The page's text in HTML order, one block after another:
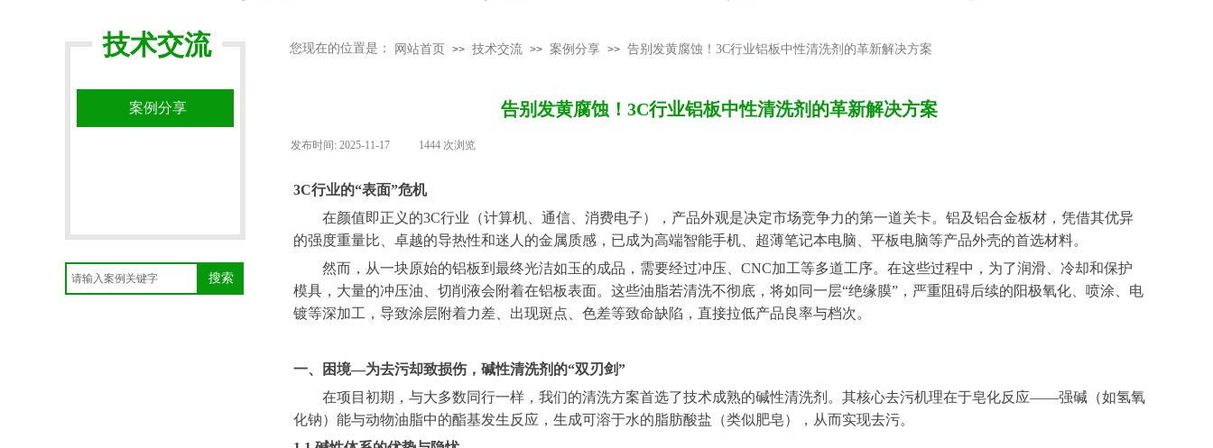
技术交流 您现在的位置是： 网站首页 >> 技术交流 >> 案例分享 >> 告别发黄腐蚀！3C行业铝板中性清洗剂的革新解决方案
案例分享 告别发黄腐蚀！3C行业铝板中性清洗剂的革新解决方案
发布时间: 2025-11-17 1444 次浏览
3C行业的“表面”危机
在颜值即正义的3C行业（计算机、通信、消费电子），产品外观是决定市场竞争力的第一道关卡。铝及铝合金板材，凭借其优异
的强度重量比、卓越的导热性和迷人的金属质感，已成为高端智能手机、超薄笔记本电脑、平板电脑等产品外壳的首选材料。
然而，从一块原始的铝板到最终光洁如玉的成品，需要经过冲压、 CNC加工等多道工序。在这些过程中，为了润滑、冷却和保护
模具，大量的冲压油、切削液会附着在铝板表面。这些油脂若清洗不彻底，将如同一层“绝缘膜”，严重阻碍后续的阳极氧化、喷涂、电
镀等深加工，导致涂层附着力差、出现斑点、色差等致命缺陷，直接拉低产品良率与档次。
一、 困境—为去污却致损伤，碱性清洗剂的“双刃剑”
在项目初期，与大多数同行一样，我们的清洗方案首选了技术成熟的碱性清洗剂。其核心去污机理在于皂化反应——强碱（如氢氧
化钠）能与动物油脂中的酯基发生反应，生成可溶于水的脂肪酸盐（类似 肥皂），从而实现去污。
搜索